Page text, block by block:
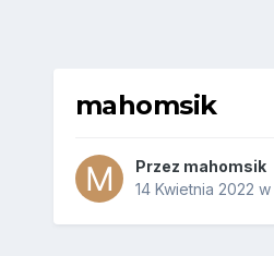
mahomsik
Przez mahomsik
14 Kwietnia 2022 w